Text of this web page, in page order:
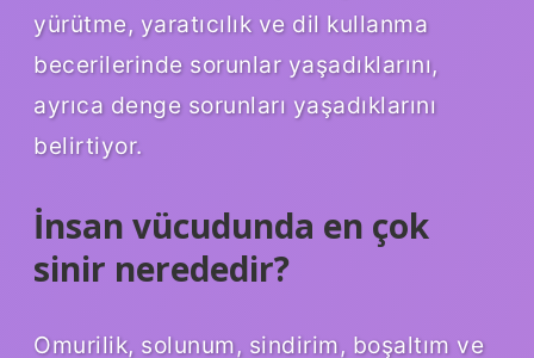
yürütme, yaratıcılık ve dil kullanma
becerilerinde sorunlar yaşadıklarını,
ayrıca denge sorunları yaşadıklarını
belirtiyor.
İnsan vücudunda en çok
sinir nerededir?
Omurilik, solunum, sindirim, boşaltım ve